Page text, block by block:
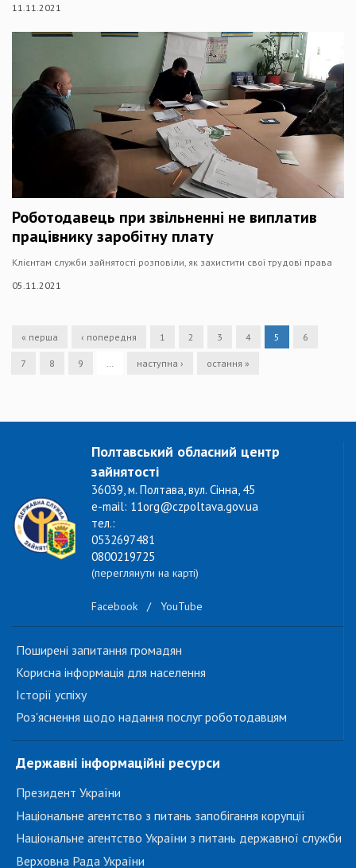
11.11.2021
Роботодавець при звільненні не виплатив
працівнику заробітну плату
Клієнтам служби зайнятості розповіли, як захистити свої трудові права
05.11.2021
« перша ‹ попередня 1 2 3 4 5 6
7 8 9 … наступна › остання »
Полтавський обласний центр
зайнятості
36039, м. Полтава, вул. Сінна, 45
e-mail: 11org@czpoltava.gov.ua
тел.:
0532697481
0800219725
(переглянути на карті)
Facebook / YouTube
Поширені запитання громадян
Корисна інформація для населення
Історії успіху
Роз'яснення щодо надання послуг роботодавцям
Державні інформаційні ресурси
Президент України
Національне агентство з питань запобігання корупції
Національне агентство України з питань державної служби
Верховна Рада України